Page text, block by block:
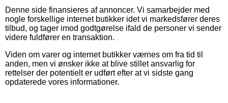
Denne side finansieres af annoncer. Vi samarbejder med
nogle forskellige internet butikker idet vi markedsfører deres
tilbud, og tager imod godtgørelse ifald de personer vi sender
videre fuldfører en transaktion.
Viden om varer og internet butikker værnes om fra tid til
anden, men vi ønsker ikke at blive stillet ansvarlig for
rettelser der potentielt er udført efter at vi sidste gang
opdaterede vores informationer.